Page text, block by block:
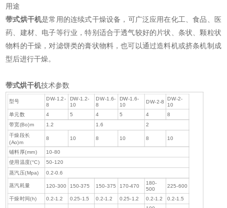
用途
带式烘干机是常用的连续式干燥设备，可广泛应用在化工、食品、医
药、建材、电子等行业，特别适合于透气较好的片状、条状、颗粒状
物料的干燥，对滤饼类的膏状物料，也可以通过造料机或挤条机制成
型后进行干燥。
带式烘干机技术参数
型号
DW-1.2-
8
DW-1.2-
10
DW-1.6-
8
DW-1.6-
10
DW-2-8
DW-2-
10
单元数 4 5 4 5 4 8
带宽(Bo)m 1.2 1.6
2
干燥段长
(Ao)m
8 10 8 10 8 10
铺料厚(mm)
10-80
使用温度(°C)
50-120
蒸汽压(Mpa)
0.2-0.6
蒸汽耗量 120-300 150-375 150-375 170-470
180-
500
225-600
干燥时间(h) 0.2-1.2 0.25-1.5 0.2-1.2 0.25-1.2 0.2-1.2 0.2-1.5